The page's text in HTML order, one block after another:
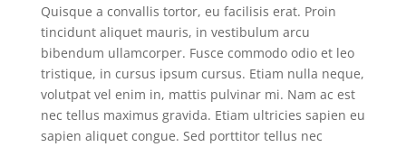
Quisque a convallis tortor, eu facilisis erat. Proin
tincidunt aliquet mauris, in vestibulum arcu
bibendum ullamcorper. Fusce commodo odio et leo
tristique, in cursus ipsum cursus. Etiam nulla neque,
volutpat vel enim in, mattis pulvinar mi. Nam ac est
nec tellus maximus gravida. Etiam ultricies sapien eu
sapien aliquet congue. Sed porttitor tellus nec